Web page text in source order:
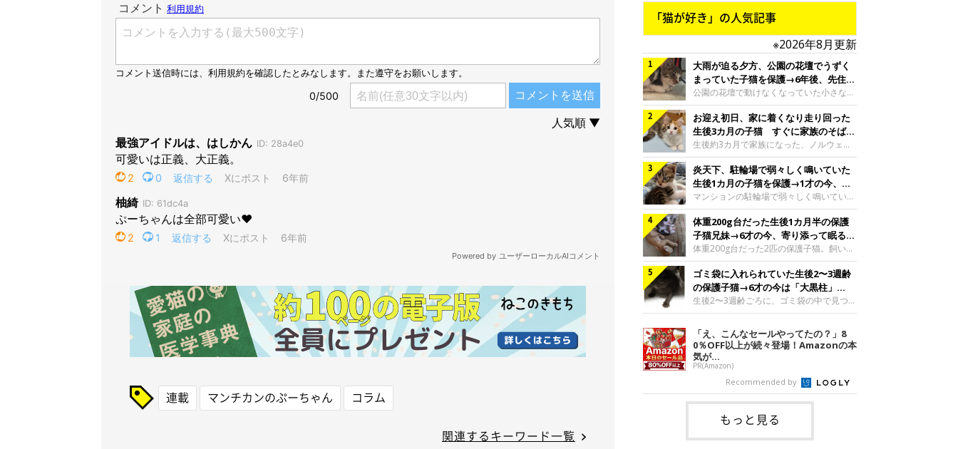
連載 マンチカンのぷーちゃん コラム
関連するキーワード一覧
「猫が好き」の人気記事
※2026年8月更新
大雨が迫る夕方、公園の花壇でうずく
まっていた子猫を保護→6年後、先住猫
と“姉妹”のような関係に
公園の花壇で動けなくなっていた小さな子
猫。家族に迎えられてから6年、先住猫と
の間には深い絆が育まれていました。保護
当時のティダちゃん。
@muumuu62197189紹介するのは、
X（旧Twitter）ユーザー
@muumuu62197189さんの愛猫・ティダ
ちゃん（取材時6才）の成長記録です。こ
ちらは、生後3カ月ごろのティダちゃん。
飼い主さんが出会ったのは、夜から大雨に
なると予報されていた日の夕方でした。花
壇で動けずにいた子猫保護したばかりのテ
ィダちゃん。@muumuu62197189飼い主
さんは、公園の
お迎え初日、家に着くなり走り回った
生後3カ月の子猫 すぐに家族のそばで
落ち着く姿に「迎えてよかった」
生後約3カ月で家族になった、ノルウェー
ジャンフォレストキャットの子猫。お迎え
翌日には、すでに家でくつろぐ様子を見せ
ていました。お迎え翌日、ベッドでうとう
とするむうちゃんお迎え翌日のむうちゃ
ん。@umimugi0304紹介するのは、
Instagramユーザー@umimugi0304さんの
愛猫・むうちゃん（撮影時、生後約3カ月
／ノルウェージャンフォレストキャッ
ト）。こちらは、お迎え翌日に撮影された
一枚。ゴハンをお腹いっぱい食べたむうち
ゃんは眠くなり、飼い主さん夫婦のベッド
でうとうとし始めたのだとか。飼い主さ
炎天下、駐輪場で弱々しく鳴いていた
生後1カ月の子猫を保護→1才の今、筋
肉質でツンデレなコに成長
マンションの駐輪場で弱々しく鳴いてい
た、生後1カ月ほどの子猫。家族に迎えら
れてから1年、体も行動も大きく成長しま
した。炎天下の駐輪場で鳴いていた小さな
子猫保護当時のモモちゃん。@Kingponzu
紹介するのは、X（旧Twitter）ユーザー
@Kingponzuさんの愛猫・モモちゃん（取
材時1才）の成長記録です。こちらは、モ
モちゃんが生後1カ月ごろに撮影された一
枚。飼い主さんの自宅マンションの駐輪場
です。子猫時代のモモちゃん。
@Kingponzuその日は気温が35℃を
体重200g台だった生後1カ月半の保護
子猫兄妹→6才の今、寄り添って眠る姿
にほっこり！
体重200g台だった2匹の保護子猫。飼い主
さんの家族になってから6年、ともに成長
するなかで、2匹の関係にも少しずつ変化
が見られました。家族になったばかりの小
さな兄妹猫（写真上から）妹猫・てんちゃ
ん、兄猫・ラムくん。@ten_ramu紹介す
@ten_ramuさんの愛猫・ラムくんとてん
ちゃん（ともに取材時6才）の成長記録で
す。この写真は、お迎えして間もない生後
1カ月半ごろの2匹。当時、ラムくんは260
グラム、てんちゃんは209グラムと、どち
らもとても小さな体でした。2匹
ゴミ袋に入れられていた生後2〜3週齢
の保護子猫→6才の今は「大黒柱」
に！ 美しい黒猫に成長した姿にグッ
とくる
生後2〜3週齢ごろに、ゴミ袋の中で見つか
った小さな命。ミルクから育てられたその
子猫は今、家族に欠かせない存在へと成長
しました。ゴミ袋の中で見つかった、ミニ
モグラのような子猫よちよち歩きをしてい
たころの、生後2〜3週齢ごろのドンちゃ
ん。@doddou_1今回紹介するのは、
X（旧Twitter）ユーザー@doddou_1さん
の愛猫・ドンちゃん（取材時、推定6才／
本名：ドミトリー・ドンスコイ）。ドンち
ゃんは、保護猫でした。ドンちゃんが見つ
かったのは、飼い主さんの姉の勤め先の敷
「え、こんなセールやってたの？」8
0％OFF以上が続々登場！Amazonの本
気が...
PR(Amazon)
Recommended by
もっと見る